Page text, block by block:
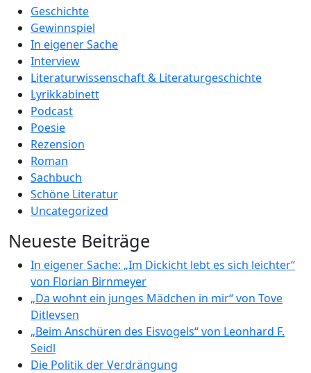
Geschichte
Gewinnspiel
In eigener Sache
Interview
Literaturwissenschaft & Literaturgeschichte
Lyrikkabinett
Podcast
Poesie
Rezension
Roman
Sachbuch
Schöne Literatur
Uncategorized
Neueste Beiträge
In eigener Sache: „Im Dickicht lebt es sich leichter“
von Florian Birnmeyer
„Da wohnt ein junges Mädchen in mir“ von Tove
Ditlevsen
„Beim Anschüren des Eisvogels“ von Leonhard F.
Seidl
Die Politik der Verdrängung